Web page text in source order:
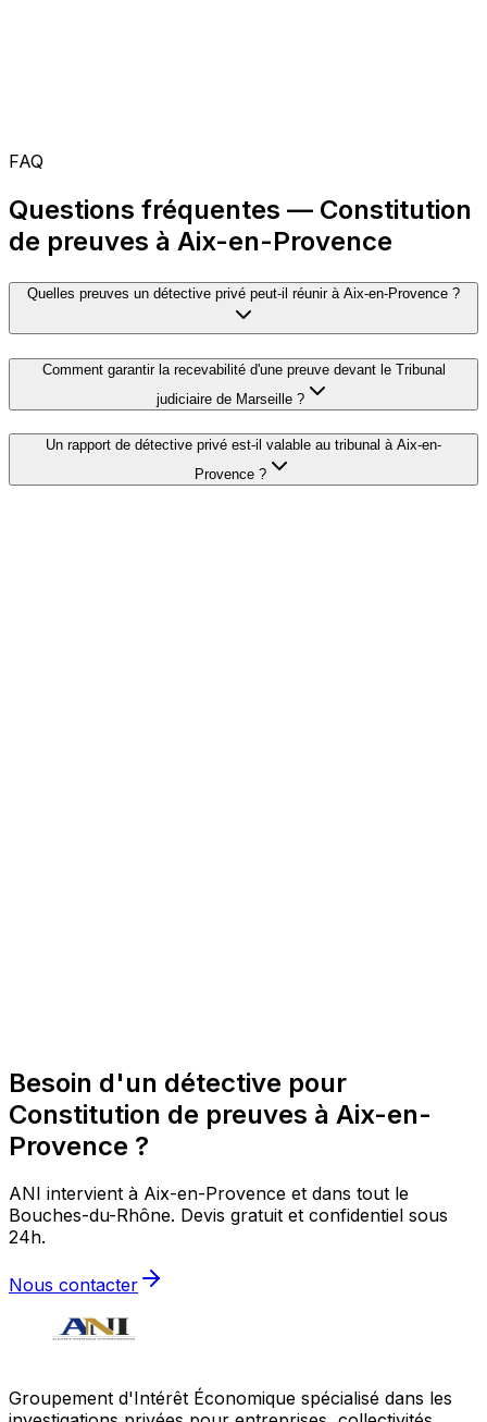
FAQ
Questions fréquentes — Constitution
de preuves à Aix-en-Provence
Quelles preuves un détective privé peut-il réunir à Aix-en-Provence ?
Comment garantir la recevabilité d'une preuve devant le Tribunal
judiciaire de Marseille ?
Un rapport de détective privé est-il valable au tribunal à Aix-en-
Provence ?
Besoin d'un détective pour
Constitution de preuves à Aix-en-
Provence ?
ANI intervient à Aix-en-Provence et dans tout le
Bouches-du-Rhône. Devis gratuit et confidentiel sous
24h.
Nous contacter
Groupement d'Intérêt Économique spécialisé dans les